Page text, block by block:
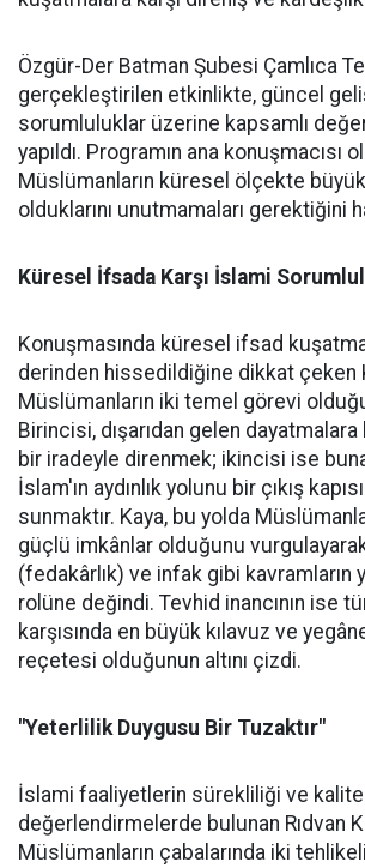
Özgür-Der Batman Şubesi Çamlıca
gerçekleştirilen etkinlikte, güncel
sorumluluklar üzerine kapsamlı
yapıldı. Programın ana konuşmacısı
Müslümanların küresel ölçekte
olduklarını unutmamaları gerektiğini
Küresel İfsada Karşı İslami
Konuşmasında küresel ifsad
derinden hissedildiğine dikkat çeken
Müslümanların iki temel görevi
Birincisi, dışarıdan gelen dayatmalara
bir iradeyle direnmek; ikincisi ise
İslam'ın aydınlık yolunu bir çıkış
sunmaktır. Kaya, bu yolda
güçlü imkânlar olduğunu
(fedakârlık) ve infak gibi kavramların
rolüne değindi. Tevhid inancının ise
karşısında en büyük kılavuz ve
reçetesi olduğunun altını çizdi.
"Yeterlilik Duygusu Bir Tuzaktır"
İslami faaliyetlerin sürekliliği ve
değerlendirmelerde bulunan Rıdvan
Müslümanların çabalarında iki